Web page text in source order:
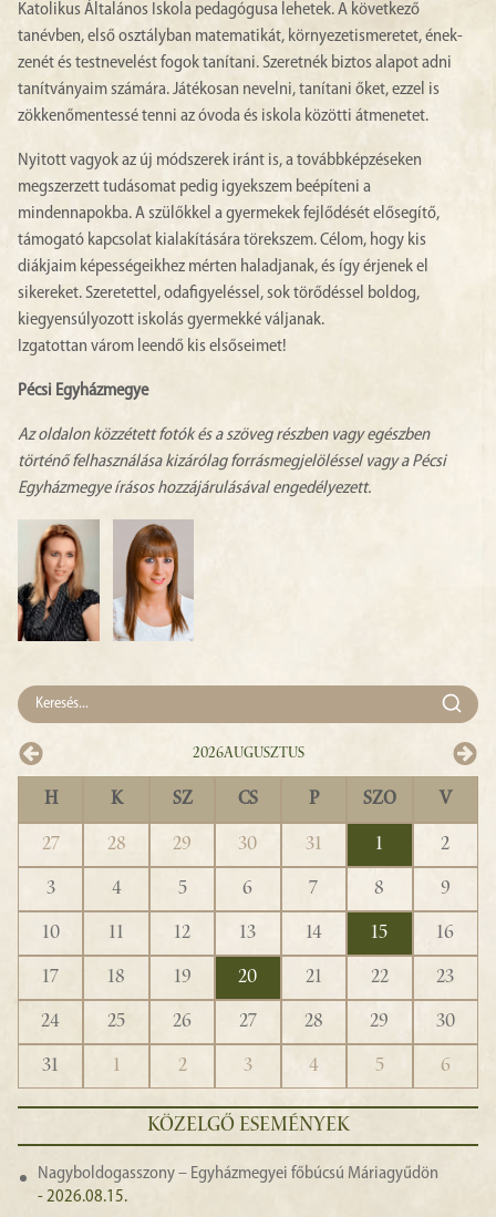
Katolikus Általános Iskola pedagógusa lehetek. A következő
tanévben, első osztályban matematikát, környezetismeretet, ének-
zenét és testnevelést fogok tanítani. Szeretnék biztos alapot adni
tanítványaim számára. Játékosan nevelni, tanítani őket, ezzel is
zökkenőmentessé tenni az óvoda és iskola közötti átmenetet.
Nyitott vagyok az új módszerek iránt is, a továbbképzéseken
megszerzett tudásomat pedig igyekszem beépíteni a
mindennapokba. A szülőkkel a gyermekek fejlődését elősegítő,
támogató kapcsolat kialakítására törekszem. Célom, hogy kis
diákjaim képességeikhez mérten haladjanak, és így érjenek el
sikereket. Szeretettel, odafigyeléssel, sok törődéssel boldog,
kiegyensúlyozott iskolás gyermekké váljanak.
Izgatottan várom leendő kis elsőseimet!
Pécsi Egyházmegye
Az oldalon közzétett fotók és a szöveg részben vagy egészben
történő felhasználása kizárólag forrásmegjelöléssel vagy a Pécsi
Egyházmegye írásos hozzájárulásával engedélyezett.
2026Augusztus
H K SZ CS P SZO V
27 28 29 30 31 1
2
3
4 5 6 7 8
9
10
11 12 13 14 15
16
17
18 19 20 21 22
23
24
25 26 27 28 29
30
31
1 2 3 4 5 6
KÖZELGŐ ESEMÉNYEK
Nagyboldogasszony – Egyházmegyei főbúcsú Máriagyűdön
- 2026.08.15.